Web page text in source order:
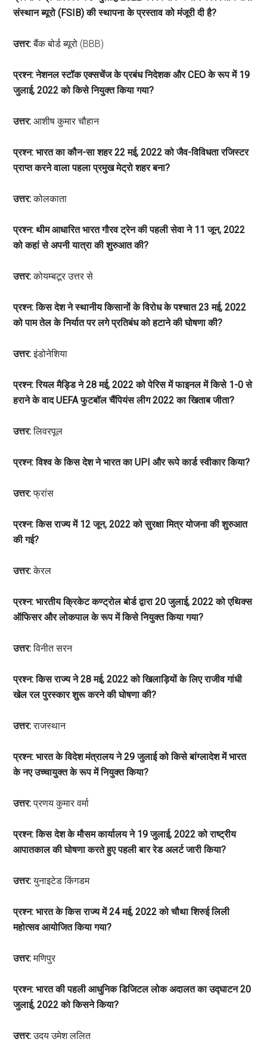
संस्थान ब्यूरो (FSIB) की स्थापना के प्रस्ताव को मंजूरी दी है?
उत्तर:बैंक बोर्ड ब्यूरो (BBB)
प्रश्न: नेशनल स्टॉक एक्सचेंज के प्रबंध निदेशक और CEO के रूप में 19
जुलाई, 2022 को किसे नियुक्त किया गया?
उत्तर: आशीष कुमार चौहान
प्रश्न: भारत का कौन-सा शहर 22 मई, 2022 को जैव-विविधता रजिस्टर
प्राप्त करने वाला पहला प्रमुख मेट्रो शहर बना?
उत्तर:कोलकाता
प्रश्न: थीम आधारित भारत गौरव ट्रेन की पहली सेवा ने 11 जून, 2022
को कहां से अपनी यात्रा की शुरुआत की?
उत्तर:कोयम्बटूर उत्तर से
प्रश्न: किस देश ने स्थानीय किसानों के विरोध के पश्चात 23 मई, 2022
को पाम तेल के निर्यात पर लगे प्रतिबंध को हटाने की घोषणा की?
उत्तर:इंडोनेशिया
प्रश्न: रियल मैड्डि ने 28 मई, 2022 को पेरिस में फाइनल में किसे 1-0 से
हराने के वाद UEFA फुटबॉल चैंपियंस लीग 2022 का खिताब जीता?
उत्तर:लिवरपूल
प्रश्न: विश्व के किस देश ने भारत का UPI और रूपे कार्ड स्वीकार किया?
उत्तर:फ्रांस
प्रश्न: किस राज्य में 12 जून, 2022 को सुरक्षा मित्र योजना की शुरुआत
की गई?
उत्तर:केरल
प्रश्न: भारतीय क्रिकेट कण्ट्रोल बोर्ड द्वारा 20 जुलाई, 2022 को एथिक्स
ऑफिसर और लोकपाल के रूप में किसे नियुक्त किया गया?
उत्तर:विनीत सरन
प्रश्न: किस राज्य ने 28 मई, 2022 को खिलाड़ियों के लिए राजीव गांधी
खेल रल पुरस्कार शुरू करने की घोषणा की?
उत्तर:राजस्थान
प्रश्न: भारत के विदेश मंत्रालय ने 29 जुलाई को किसे बांग्लादेश में भारत
के नए उच्चायुक्त के रूप में नियुक्त किया?
उत्तर:प्रणय कुमार वर्मा
प्रश्न: किस देश के मौसम कार्यालय ने 19 जुलाई, 2022 को राष्ट्रीय
आपातकाल की घोषणा करते हुए पहली बार रेड अलर्ट जारी किया?
उत्तर:युनाइटेड किंगडम
प्रश्न: भारत के किस राज्य में 24 मई, 2022 को चौथा शिरुई लिली
महोत्सव आयोजित किया गया?
उत्तर:मणिपुर
प्रश्न: भारत की पहली आधुनिक डिजिटल लोक अदालत का उद्घाटन 20
जुलाई, 2022 को किसने किया?
उत्तर:उदय उमेश ललित